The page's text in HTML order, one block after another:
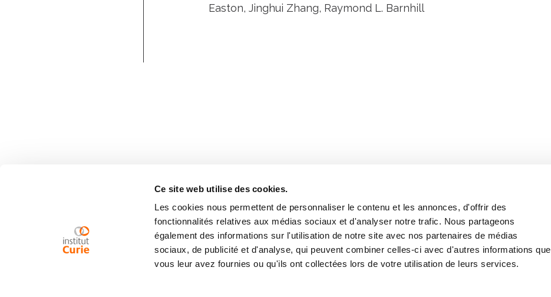
Ce site web utilise des cookies.
Les cookies nous permettent de personnaliser le contenu et les annonces, d'offrir des
fonctionnalités relatives aux médias sociaux et d'analyser notre trafic. Nous partageons
également des informations sur l'utilisation de notre site avec nos partenaires de médias
sociaux, de publicité et d'analyse, qui peuvent combiner celles-ci avec d'autres informations que
vous leur avez fournies ou qu'ils ont collectées lors de votre utilisation de leurs services.
Easton, Jinghui Zhang, Raymond L. Barnhill